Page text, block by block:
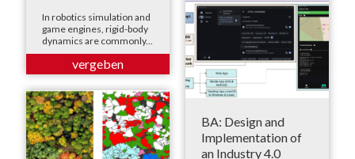
In robotics simulation and
game engines, rigid-body
dynamics are commonly...
BA: Design and
Implementation of
an Industry 4.0